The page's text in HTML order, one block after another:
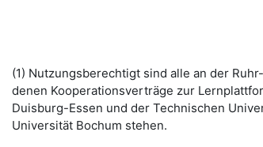
(1) Nutzungsberechtigt sind alle an der
denen Kooperationsverträge zur
Duisburg-Essen und der Technischen
Universität Bochum stehen.